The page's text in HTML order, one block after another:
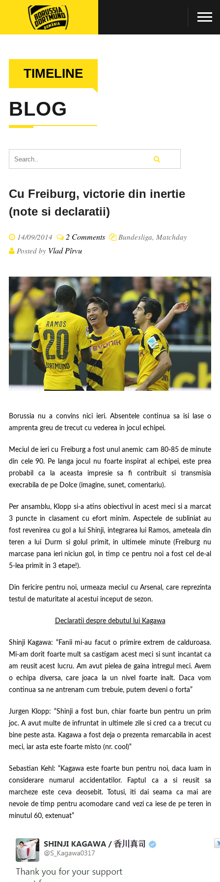
TIMELINE
BLOG
Cu Freiburg, victorie din inertie
(note si declaratii)
14/09/2014 2 Comments Bundesliga, Matchday
Posted by Vlad Pîrvu
Borussia nu a convins nici ieri. Absentele continua sa isi lase o
amprenta greu de trecut cu vederea in jocul echipei.
Meciul de ieri cu Freiburg a fost unul anemic cam 80-85 de minute
din cele 90. Pe langa jocul nu foarte inspirat al echipei, este prea
probabil ca la aceasta impresie sa fi contribuit si transmisia
execrabila de pe Dolce (imagine, sunet, comentariu).
Per ansamblu, Klopp si-a atins obiectivul in acest meci si a marcat
3 puncte in clasament cu efort minim. Aspectele de subliniat au
fost revenirea cu gol a lui Shinji, integrarea lui Ramos, ameteala din
teren a lui Durm si golul primit, in ultimele minute (Freiburg nu
marcase pana ieri niciun gol, in timp ce pentru noi a fost cel de-al
5-lea primit in 3 etape!).
Din fericire pentru noi, urmeaza meciul cu Arsenal, care reprezinta
testul de maturitate al acestui inceput de sezon.
Declaratii despre debutul lui Kagawa
Shinji Kagawa: “Fanii mi-au facut o primire extrem de calduroasa.
Mi-am dorit foarte mult sa castigam acest meci si sunt incantat ca
am reusit acest lucru. Am avut pielea de gaina intregul meci. Avem
o echipa diversa, care joaca la un nivel foarte inalt. Daca vom
continua sa ne antrenam cum trebuie, putem deveni o forta”
Jurgen Klopp: “Shinji a fost bun, chiar foarte bun pentru un prim
joc. A avut multe de infruntat in ultimele zile si cred ca a trecut cu
bine peste asta. Kagawa a fost deja o prezenta remarcabila in acest
meci, iar asta este foarte misto (nr. cool)“
Sebastian Kehl: “Kagawa este foarte bun pentru noi, daca luam in
considerare numarul accidentatilor. Faptul ca a si reusit sa
marcheze este ceva deosebit. Totusi, iti dai seama ca mai are
nevoie de timp pentru acomodare cand vezi ca iese de pe teren in
minutul 60, extenuat”